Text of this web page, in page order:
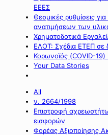
ΕΕΕΣ
Θεσμικές ρυθμίσεις
ανατιμήσεων των
Χρηματοδοτικά
ΕΛΟΤ: Σχέδια ΕΤΕΠ σε
Κορωνοϊός (COVID-19)
Your Data Stories
All
ν. 2664/1998
Επιστροφή
εισφορών
Φορέας Αξιοποίησης